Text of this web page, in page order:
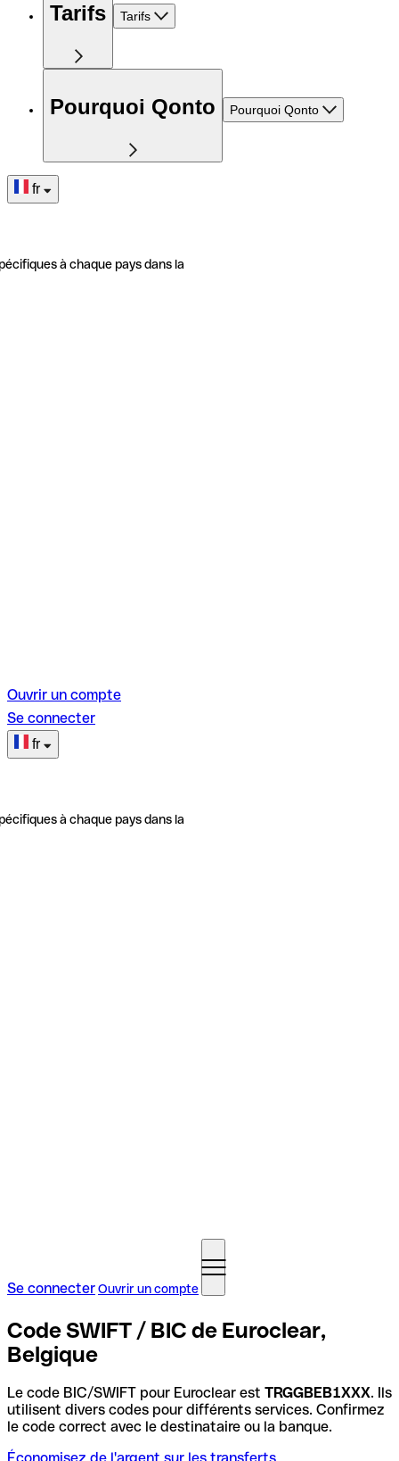
Tarifs Tarifs
Pourquoi Qonto Pourquoi Qonto
fr
à chaque pays dans la
Ouvrir un compte
Se connecter
fr
à chaque pays dans la
Se connecterOuvrir un compte
Code SWIFT / BIC de Euroclear,
Belgique
Le code BIC/SWIFT pour Euroclear est TRGGBEB1XXX. Ils
utilisent divers codes pour différents services. Confirmez
le code correct avec le destinataire ou la banque.